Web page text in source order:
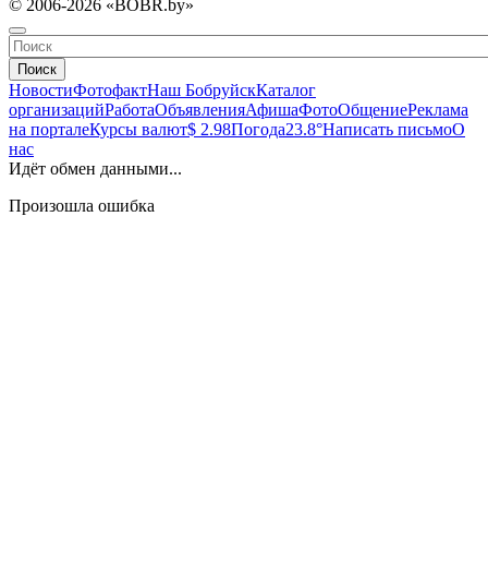
© 2006-2026 «BOBR.by»
Поиск
НовостиФотофактНаш БобруйскКаталог
организацийРаботаОбъявленияАфишаФотоОбщениеРеклама
на порталеКурсы валют$ 2.98Погода23.8°Написать письмоО
нас
Идёт обмен данными...
Произошла ошибка